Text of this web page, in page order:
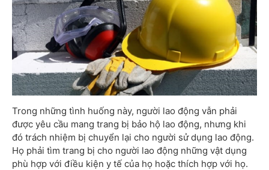
Trong những tình huống này, người lao động vẫn phải
được yêu cầu mang trang bị bảo hộ lao động, nhưng khi
đó trách nhiệm bị chuyển lại cho người sử dụng lao động.
Họ phải tìm trang bị cho người lao động những vật dụng
phù hợp với điều kiện y tế của họ hoặc thích hợp với họ.